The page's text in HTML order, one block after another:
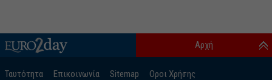
Ταυτότητα Επικοινωνία Sitemap Οροι Χρήσης
Αρχή